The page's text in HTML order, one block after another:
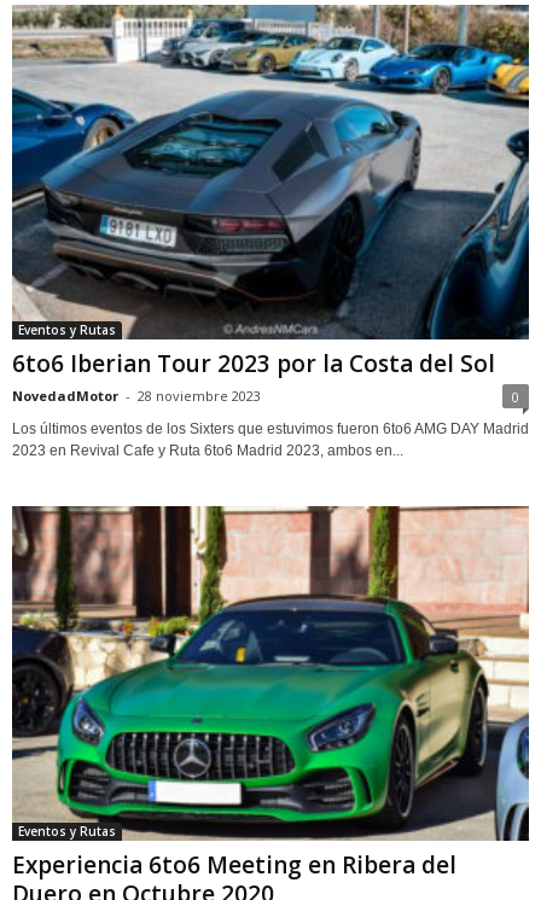
Eventos y Rutas
6to6 Iberian Tour 2023 por la Costa del Sol
NovedadMotor - 28 noviembre 2023 0
Los últimos eventos de los Sixters que estuvimos fueron 6to6 AMG DAY Madrid
2023 en Revival Cafe y Ruta 6to6 Madrid 2023, ambos en...
Eventos y Rutas
Experiencia 6to6 Meeting en Ribera del
Duero en Octubre 2020